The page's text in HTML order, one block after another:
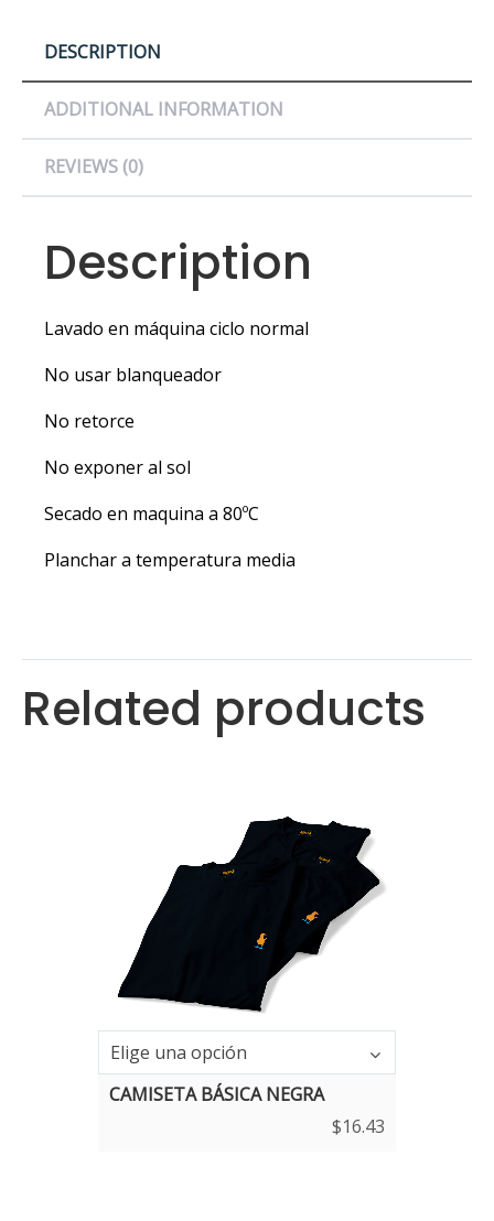
DESCRIPTION
ADDITIONAL INFORMATION
REVIEWS (0)
Description
Lavado en máquina ciclo normal
No usar blanqueador
No retorce
No exponer al sol
Secado en maquina a 80ºC
Planchar a temperatura media
Related products
Elige una opción
Talla
CAMISETA BÁSICA NEGRA
$16.43